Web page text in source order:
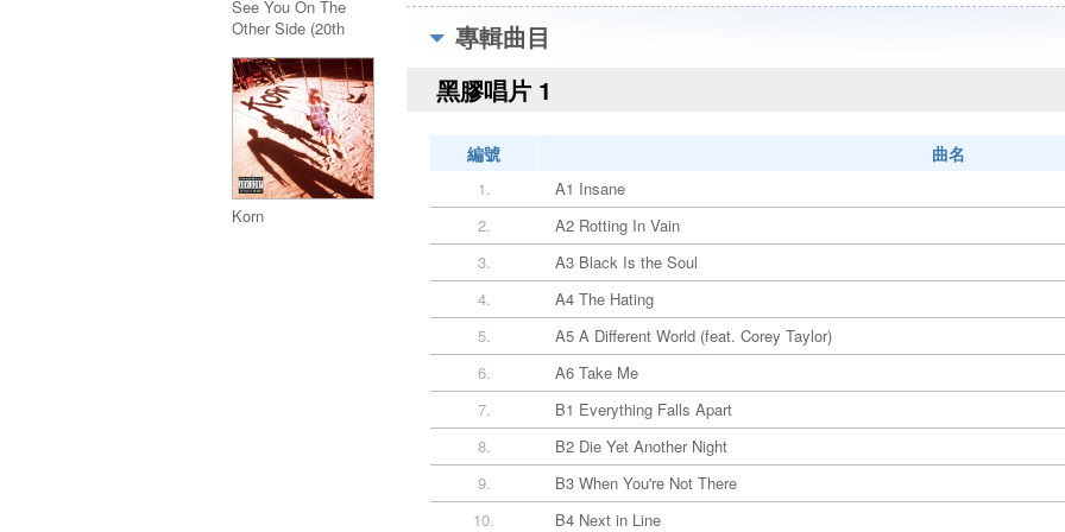
See You On The
Other Side (20th
LP
Korn
專輯曲目
黑膠唱片 1
編號 曲名
1.
A1 Insane
2.
A2 Rotting In Vain
3.
A3 Black Is the Soul
4.
A4 The Hating
5.
A5 A Different World (feat. Corey Taylor)
6.
A6 Take Me
7.
B1 Everything Falls Apart
8.
B2 Die Yet Another Night
9.
B3 When You're Not There
10.
B4 Next in Line